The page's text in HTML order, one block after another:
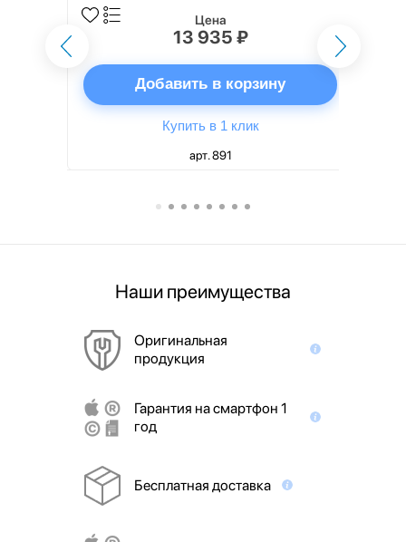
Цена
13 935 ₽
Добавить в корзину
Купить в 1 клик
арт. 891
Наши преимущества
Оригинальная
продукция
Гарантия на смартфон 1
год
Бесплатная доставка